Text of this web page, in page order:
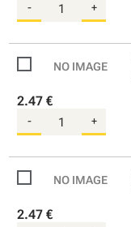
- +
2.47 €
- +
2.47 €